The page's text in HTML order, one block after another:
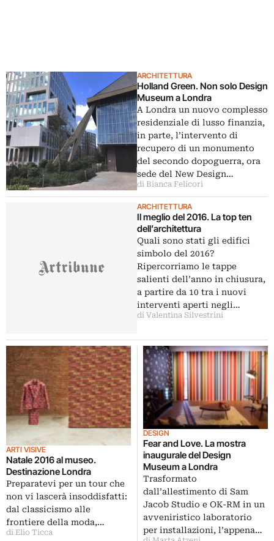
ARCHITETTURA
Holland Green. Non solo Design
Museum a Londra
A Londra un nuovo complesso
residenziale di lusso finanzia,
in parte, l’intervento di
recupero di un monumento
del secondo dopoguerra, ora
sede del New Design…
di Bianca Felicori
ARCHITETTURA
Il meglio del 2016. La top ten
dell’architettura
Quali sono stati gli edifici
simbolo del 2016?
Ripercorriamo le tappe
salienti dell’anno in chiusura,
a partire da 10 tra i nuovi
interventi aperti negli…
di Valentina Silvestrini
ARTI VISIVE
Natale 2016 al museo.
Destinazione Londra
Preparatevi per un tour che
non vi lascerà insoddisfatti:
dal classicismo alle
frontiere della moda,…
di Elio Ticca
DESIGN
Fear and Love. La mostra
inaugurale del Design
Museum a Londra
Trasformato
dall’allestimento di Sam
Jacob Studio e OK-RM in un
avveniristico laboratorio
per installazioni, l’appena…